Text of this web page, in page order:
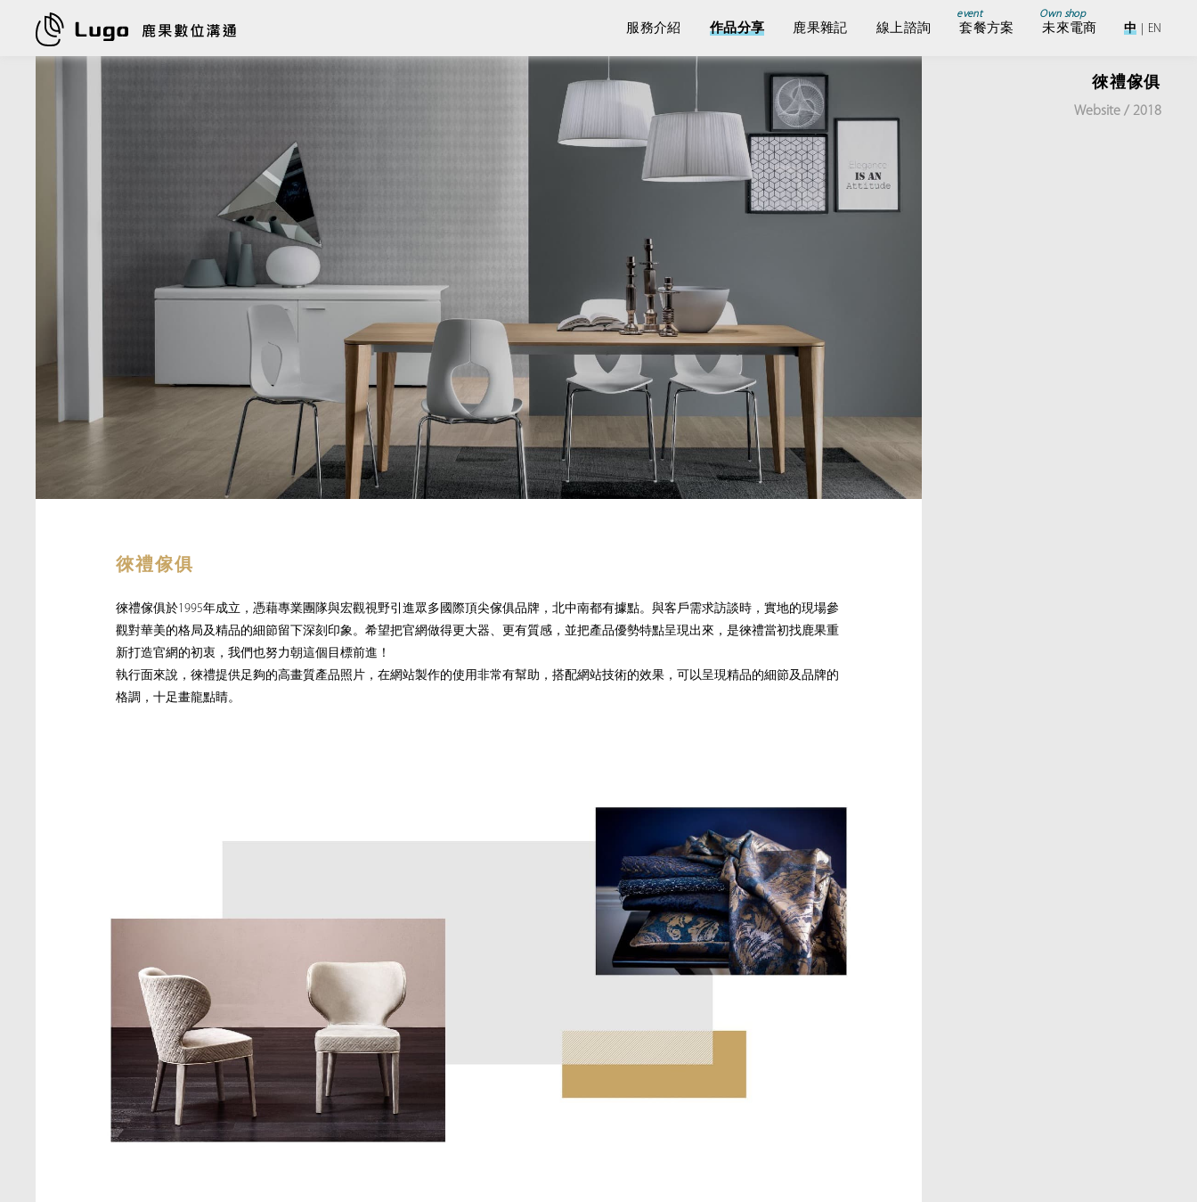
中 EN
服務介紹 作品分享 鹿果雜記 線上諮詢
event
套餐方案
Own shop
未來電商
徠禮傢俱
徠禮傢俱於1995年成立，憑藉專業團隊與宏觀視野引進眾多國際頂尖傢俱品牌，北中南都有據點。與客戶需求訪談時，實地的現場參
觀對華美的格局及精品的細節留下深刻印象。希望把官網做得更大器、更有質感，並把產品優勢特點呈現出來，是徠禮當初找鹿果重
新打造官網的初衷，我們也努力朝這個目標前進！
執行面來說，徠禮提供足夠的高畫質產品照片，在網站製作的使用非常有幫助，搭配網站技術的效果，可以呈現精品的細節及品牌的
格調，十足畫龍點睛。
徠禮傢俱
Website / 2018